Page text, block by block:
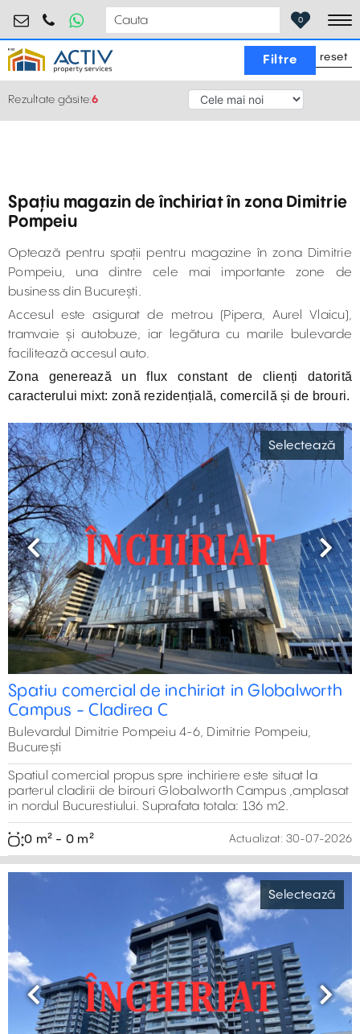
retail@activpropertyservices.ro
0730.000.076 0
Filtre reset
Rezultate găsite:6
Spațiu magazin de închiriat în zona Dimitrie
Pompeiu
Optează pentru spații pentru magazine în zona Dimitrie
Pompeiu, una dintre cele mai importante zone de
business din București.
Accesul este asigurat de metrou (Pipera, Aurel Vlaicu),
tramvaie și autobuze, iar legătura cu marile bulevarde
facilitează accesul auto.
Zona generează un flux constant de clienți datorită
caracterului mixt: zonă rezidențială, comercilă și de brouri.
Selectează
Previous Next
Spatiu comercial de inchiriat in Globalworth
Campus - Cladirea C
Bulevardul Dimitrie Pompeiu 4-6, Dimitrie Pompeiu,
București
Spatiul comercial propus spre inchiriere este situat la
parterul cladirii de birouri Globalworth Campus ,amplasat
in nordul Bucurestiului. Suprafata totala: 136 m2.
0 m² - 0 m² Actualizat: 30-07-2026
Selectează
Previous Next